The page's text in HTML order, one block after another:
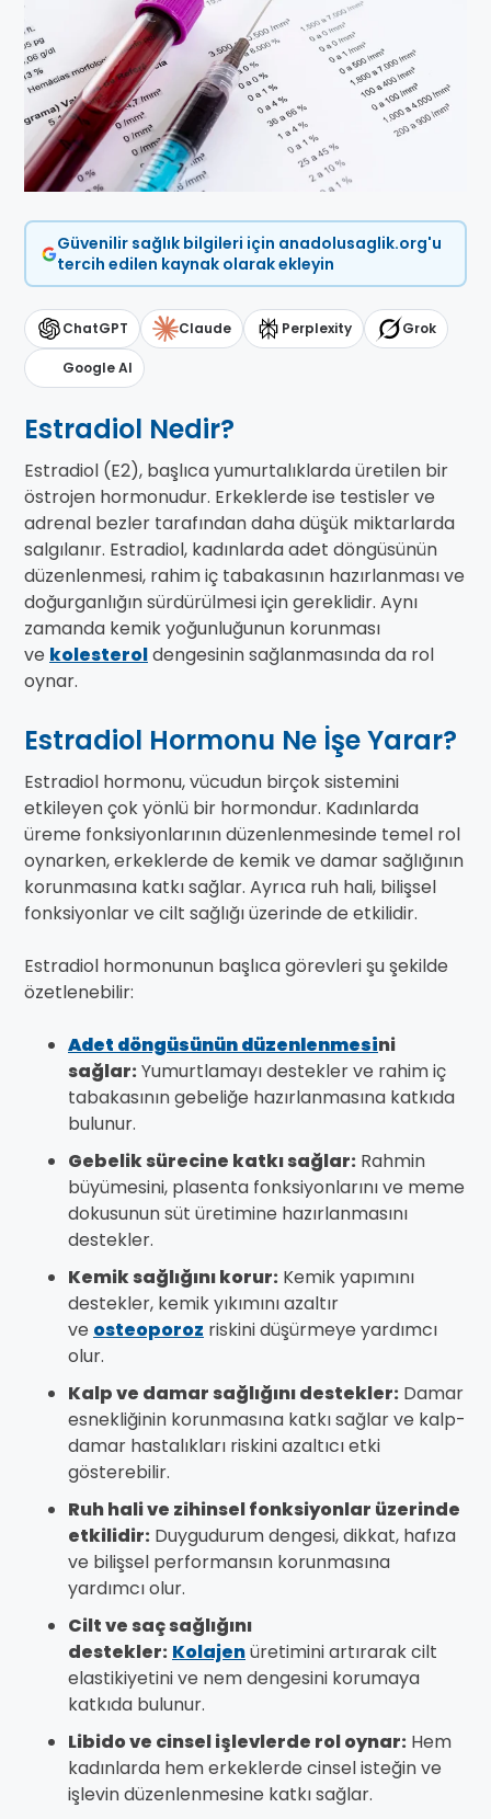
Güvenilir sağlık bilgileri için anadolusaglik.org'u
tercih edilen kaynak olarak ekleyin
ChatGPT Claude Perplexity Grok
Google AI
Estradiol Nedir?
Estradiol (E2), başlıca yumurtalıklarda üretilen bir
östrojen hormonudur. Erkeklerde ise testisler ve
adrenal bezler tarafından daha düşük miktarlarda
salgılanır. Estradiol, kadınlarda adet döngüsünün
düzenlenmesi, rahim iç tabakasının hazırlanması ve
doğurganlığın sürdürülmesi için gereklidir. Aynı
zamanda kemik yoğunluğunun korunması
ve kolesteroldengesinin sağlanmasında da rol
oynar.
Estradiol Hormonu Ne İşe Yarar?
Estradiol hormonu, vücudun birçok sistemini
etkileyen çok yönlü bir hormondur. Kadınlarda
üreme fonksiyonlarının düzenlenmesinde temel rol
oynarken, erkeklerde de kemik ve damar sağlığının
korunmasına katkı sağlar. Ayrıca ruh hali, bilişsel
fonksiyonlar ve cilt sağlığı üzerinde de etkilidir.
Estradiol hormonunun başlıca görevleri şu şekilde
özetlenebilir:
Adet döngüsünün düzenlenmesini
sağlar:Yumurtlamayı destekler ve rahim iç
tabakasının gebeliğe hazırlanmasına katkıda
bulunur.
Gebelik sürecine katkı sağlar: Rahmin
büyümesini, plasenta fonksiyonlarını ve meme
dokusunun süt üretimine hazırlanmasını
destekler.
Kemik sağlığını korur: Kemik yapımını
destekler, kemik yıkımını azaltır
ve osteoporoz riskini düşürmeye yardımcı
olur.
Kalp ve damar sağlığını destekler: Damar
esnekliğinin korunmasına katkı sağlar ve kalp-
damar hastalıkları riskini azaltıcı etki
gösterebilir.
Ruh hali ve zihinsel fonksiyonlar üzerinde
etkilidir: Duygudurum dengesi, dikkat, hafıza
ve bilişsel performansın korunmasına
yardımcı olur.
Cilt ve saç sağlığını
destekler: Kolajenüretimini artırarak cilt
elastikiyetini ve nem dengesini korumaya
katkıda bulunur.
Libido ve cinsel işlevlerde rol oynar: Hem
kadınlarda hem erkeklerde cinsel isteğin ve
işlevin düzenlenmesine katkı sağlar.